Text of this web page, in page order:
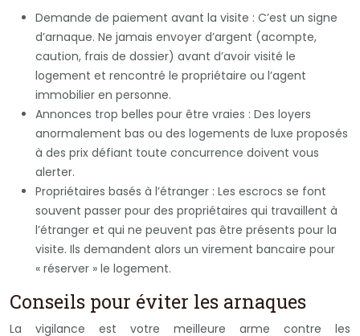
Demande de paiement avant la visite : C’est un signe
d’arnaque. Ne jamais envoyer d’argent (acompte,
caution, frais de dossier) avant d’avoir visité le
logement et rencontré le propriétaire ou l’agent
immobilier en personne.
Annonces trop belles pour être vraies : Des loyers
anormalement bas ou des logements de luxe proposés
à des prix défiant toute concurrence doivent vous
alerter.
Propriétaires basés à l’étranger : Les escrocs se font
souvent passer pour des propriétaires qui travaillent à
l’étranger et qui ne peuvent pas être présents pour la
visite. Ils demandent alors un virement bancaire pour
« réserver » le logement.
Conseils pour éviter les arnaques
La vigilance est votre meilleure arme contre les